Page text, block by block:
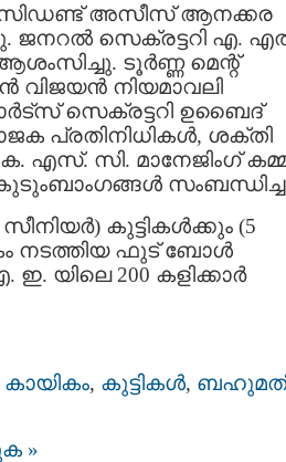
അസീസ് ആനക്കര
ജനറൽ സെക്രട്ടറി എ.
ടൂർണ്ണ മെന്റ്
വിജയൻ നിയമാവലി
സെക്രട്ടറി ഉബൈദ്
പ്രതിനിധികൾ, ശക്തി
എസ്. സി. മാനേജിംഗ്
കുട്ടികൾക്കും (5
നടത്തിയ ഫുട് ബോൾ
യിലെ 200 കളിക്കാർ
കായികം, കുട്ടികള്‍,
»